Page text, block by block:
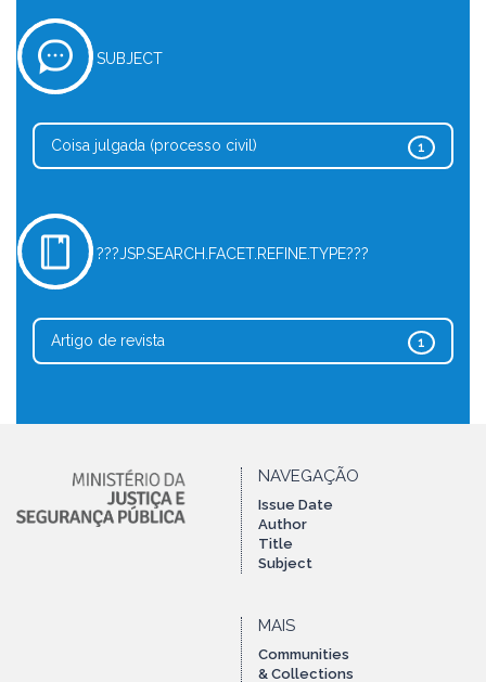
SUBJECT
1
Coisa julgada (processo civil)
???JSP.SEARCH.FACET.REFINE.TYPE???
1
Artigo de revista
NAVEGAÇÃO
Issue Date
Author
Title
Subject
MAIS
Communities
& Collections